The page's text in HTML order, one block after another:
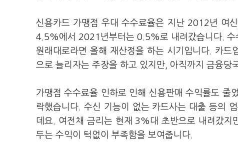
신용카드 가맹점 우대 수수료율은 지난 2012년 여
4.5%에서 2021년부터는 0.5%로 내려갔습니다. 수
원래대로라면 올해 재산정을 하는 시기입니다. 카
으로 늘리자는 주장을 하고 있지만, 아직까지 금융당
가맹점 수수료율 인하로 인해 신용판매 수익률도
락했습니다. 수신 기능이 없는 카드사는 대출 등의
데요. 여전채 금리는 현재 3%대 초반으로 내려갔지
두는 수익이 턱없이 부족함을 보여줍니다.